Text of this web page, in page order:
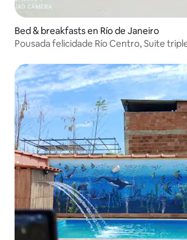
Bed & breakfasts en Río de Janeiro
Pousada felicidade Río Centro, Suite